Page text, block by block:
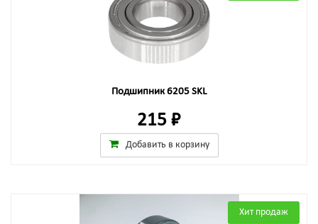
Подшипник 6205 SKL
215 ₽
Добавить в корзину
Хит продаж